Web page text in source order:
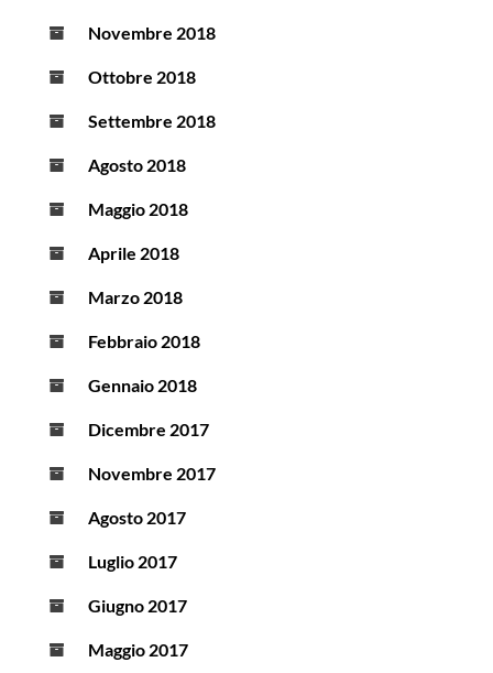
Novembre 2018
Ottobre 2018
Settembre 2018
Agosto 2018
Maggio 2018
Aprile 2018
Marzo 2018
Febbraio 2018
Gennaio 2018
Dicembre 2017
Novembre 2017
Agosto 2017
Luglio 2017
Giugno 2017
Maggio 2017